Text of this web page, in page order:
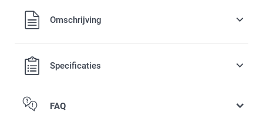
Alle prijzen zijn in EURO (€) inclusief BTW en exclusief
verzendkosten.Omschrijving
Specificaties
FAQ